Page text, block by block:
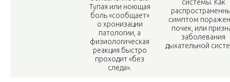
Тупая или ноющая
боль «сообщает»
о хронизации
патологии, а
физиологическая
реакция быстро
проходит «без
следа».
системы. Как
симптом
почек, или
заболевания
дыхательной